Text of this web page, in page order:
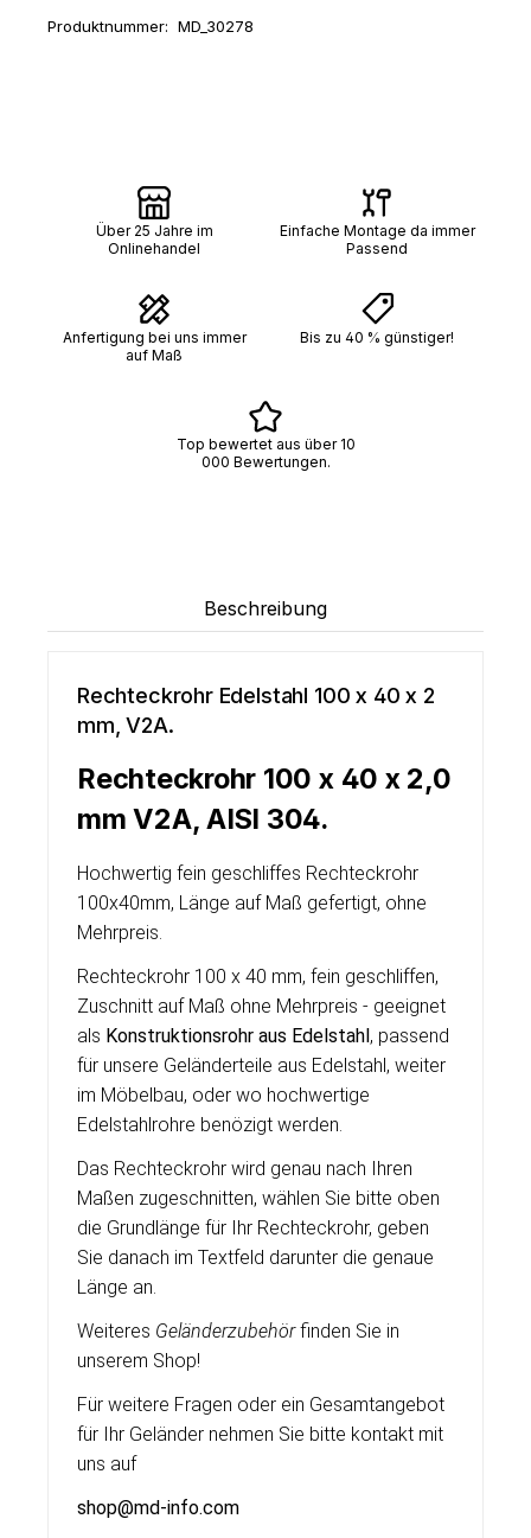
Produktnummer: MD_30278
Über 25 Jahre im
Onlinehandel
Einfache Montage da immer
Passend
Anfertigung bei uns immer
auf Maß
Bis zu 40 % günstiger!
Top bewertet aus über 10
000 Bewertungen.
Beschreibung
Rechteckrohr Edelstahl 100 x 40 x 2
mm, V2A.
Rechteckrohr 100 x 40 x 2,0
mm V2A, AISI 304.
Hochwertig fein geschliffes Rechteckrohr
100x40mm, Länge auf Maß gefertigt, ohne
Mehrpreis.
Rechteckrohr 100 x 40 mm, fein geschliffen,
Zuschnitt auf Maß ohne Mehrpreis - geeignet
als Konstruktionsrohr aus Edelstahl, passend
für unsere Geländerteile aus Edelstahl, weiter
im Möbelbau, oder wo hochwertige
Edelstahlrohre benözigt werden.
Das Rechteckrohr wird genau nach Ihren
Maßen zugeschnitten, wählen Sie bitte oben
die Grundlänge für Ihr Rechteckrohr, geben
Sie danach im Textfeld darunter die genaue
Länge an.
Weiteres Geländerzubehörfinden Sie in
unserem Shop!
Für weitere Fragen oder ein Gesamtangebot
für Ihr Geländer nehmen Sie bitte kontakt mit
uns auf
shop@md-info.com